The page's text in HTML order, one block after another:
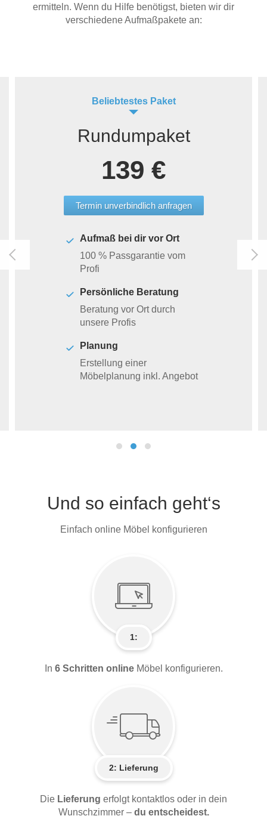
ermitteln. Wenn du Hilfe benötigst, bieten wir dir
verschiedene Aufmaßpakete an:
Beliebtestes Paket
Rundumpaket
139 €
Termin unverbindlich anfragen
Aufmaß bei dir vor Ort
100 % Passgarantie vom
Profi
Persönliche Beratung
Beratung vor Ort durch
unsere Profis
Planung
Erstellung einer
Möbelplanung inkl. Angebot
Und so einfach geht‘s
Einfach online Möbel konfigurieren
1:
In 6 Schritten online Möbel konfigurieren.
2: Lieferung
Die Lieferung erfolgt kontaktlos oder in dein
Wunschzimmer – du entscheidest.